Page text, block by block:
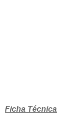
Ficha Técnica